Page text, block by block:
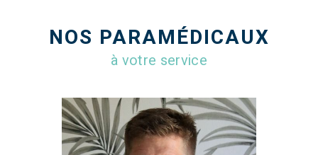
NOS PARAMÉDICAUX
à votre service